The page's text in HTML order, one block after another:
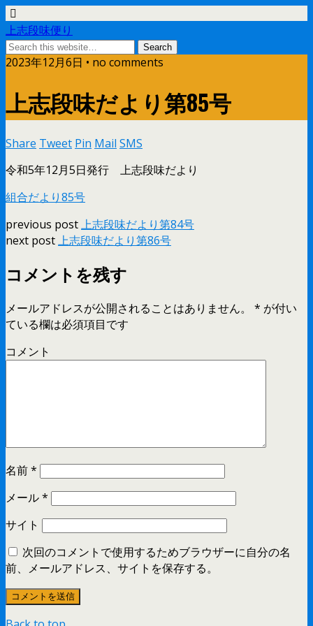
上志段味便り
2023年12月6日 • no comments
上志段味だより第85号
Share Tweet Pin Mail SMS
令和5年12月5日発行 上志段味だより
組合だより85号
previous post上志段味だより第84号
next post上志段味だより第86号
コメントを残す
メールアドレスが公開されることはありません。 * が付い
ている欄は必須項目です
コメント
名前*
メール*
サイト
次回のコメントで使用するためブラウザーに自分の名
前、メールアドレス、サイトを保存する。